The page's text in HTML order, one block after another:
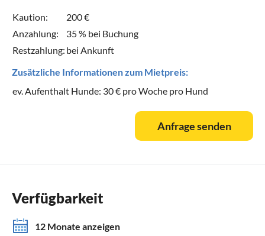
Kaution:
200 €
Anzahlung:
35 % bei Buchung
Restzahlung: bei Ankunft
Zusätzliche Informationen zum Mietpreis:
ev. Aufenthalt Hunde: 30 € pro Woche pro Hund
Anfrage senden
Verfügbarkeit
12 Monate anzeigen